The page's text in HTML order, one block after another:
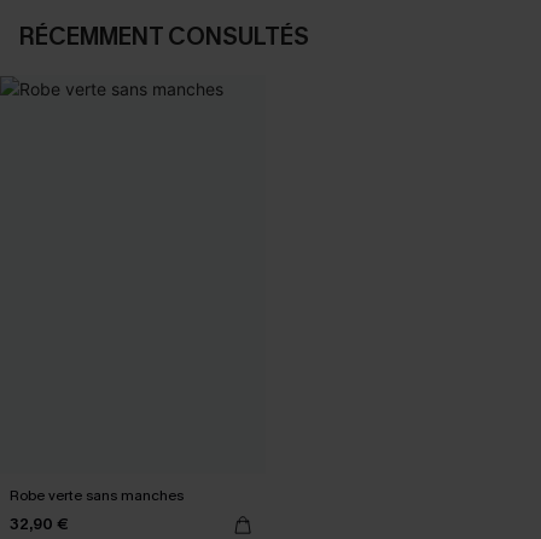
RÉCEMMENT CONSULTÉS
Robe verte sans manches
32,90 €